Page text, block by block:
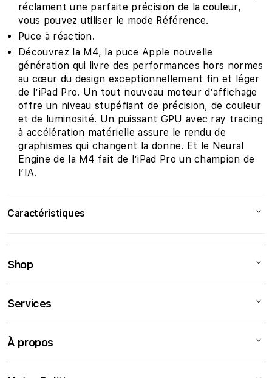
réclament une parfaite précision de la couleur,
vous pouvez utiliser le mode Référence.
Puce à réaction.
Découvrez la M4, la puce Apple nouvelle
génération qui livre des performances hors normes
au cœur du design exceptionnelle­ment fin et léger
de l’iPad Pro. Un tout nouveau moteur d’affichage
offre un niveau stupéfiant de précision, de couleur
et de luminosité. Un puissant GPU avec ray tracing
à accélération matérielle assure le rendu de
graphismes qui changent la donne. Et le Neural
Engine de la M4 fait de l’iPad Pro un champion de
l’IA.
Caractéristiques
Caractéristiques principales
Taille de l'écran
Mémoire extensible
jusqu'à
Shop
iPhone
Services
Tarifs Éducation
Financement
À propos
À propos de nous